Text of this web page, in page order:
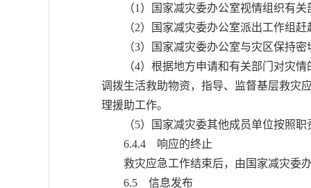
（1）国家减灾委办公室视情组织有关
（2）国家减灾委办公室派出工作组赶
（3）国家减灾委办公室与灾区保持密
（4）根据地方申请和有关部门对灾情
调拨生活救助物资，指导、监督基层救灾
理援助工作。
（5）国家减灾委其他成员单位按照职
6.4.4 响应的终止
救灾应急工作结束后，由国家减灾委
6.5 信息发布